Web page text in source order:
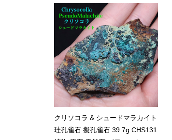
クリソコラ & シュードマラカイト
珪孔雀石 擬孔雀石 39.7g CHS131